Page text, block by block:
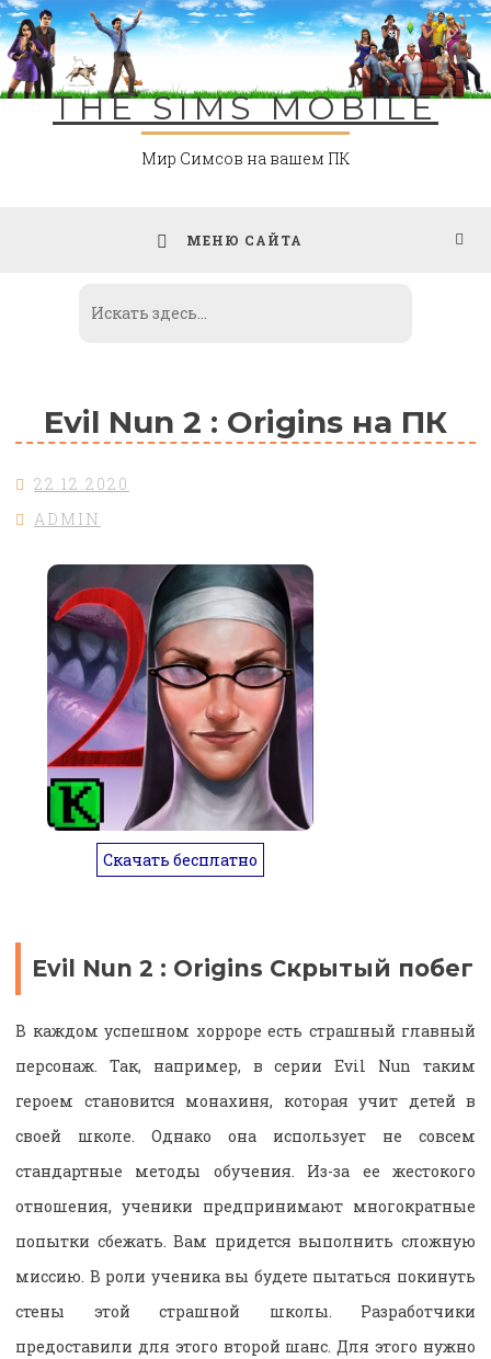
Skip
to
content
THE SIMS MOBILE
Мир Симсов на вашем ПК
МЕНЮ САЙТА
Evil Nun 2 : Origins на ПК
22.12.2020
ADMIN
Скачать бесплатно
Evil Nun 2 : Origins Скрытый побег
В каждом успешном хорроре есть страшный главный
персонаж. Так, например, в серии Evil Nun таким
героем становится монахиня, которая учит детей в
своей школе. Однако она использует не совсем
стандартные методы обучения. Из-за ее жестокого
отношения, ученики предпринимают многократные
попытки сбежать. Вам придется выполнить сложную
миссию. В роли ученика вы будете пытаться покинуть
стены этой страшной школы. Разработчики
предоставили для этого второй шанс. Для этого нужно